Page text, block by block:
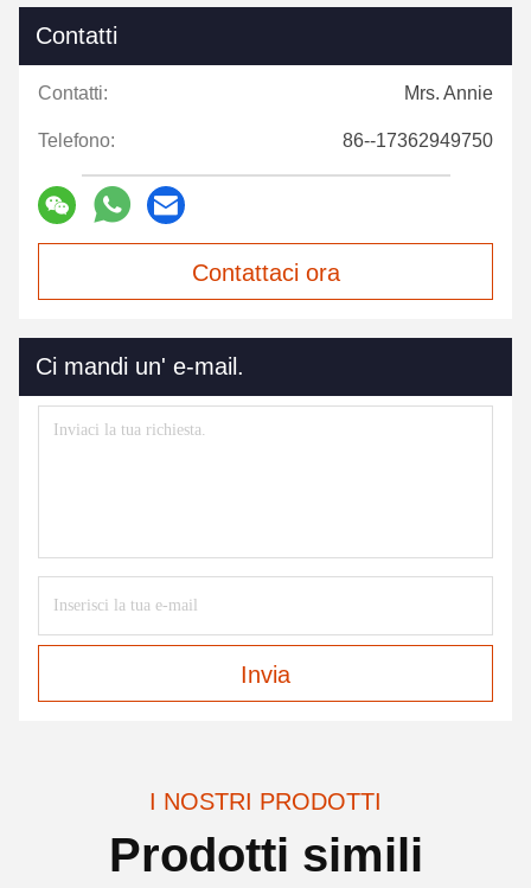
Contatti
Contatti: Mrs. Annie
Telefono: 86--17362949750
Contattaci ora
Ci mandi un' e-mail.
Invia
I NOSTRI PRODOTTI
Prodotti simili